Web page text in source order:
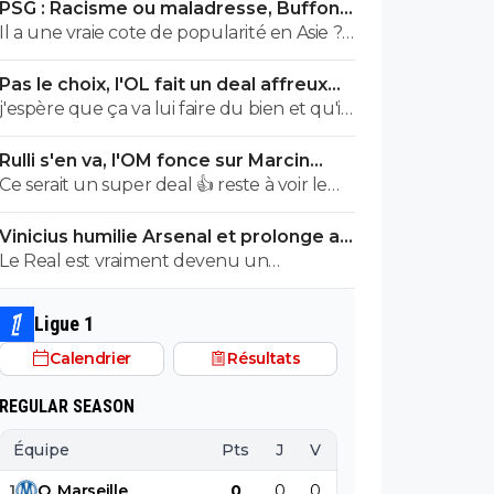
....PSG 1 milliard et demi 2 c1 14 titres ....city 2
milliard et demi 1c1 .....
PSG : Racisme ou maladresse, Buffon
écarte Suzuki
Il a une vraie cote de popularité en Asie ?
Non parce que le Japon je crois que c'est
légèrement raciste non ? (désolé si je me
trompe)
Pas le choix, l'OL fait un deal affreux
avec Getafe
j'espère que ça va lui faire du bien et qu'il
va jouer. mais il n'a pas l'air très solide le
garçon. vivement qu'on se débarrasse des
bras cassés de Textor, qui ne savent rien
faire de leurs pieds. j'avais espoir qu'il nous
montre un peu de caractère mais
manifestement on s'est bien fait avoir sur
ce coup là.
Rulli s'en va, l'OM fonce sur Marcin
Bulka
Ce serait un super deal 👍 reste à voir le
tarif
Vinicius humilie Arsenal et prolonge au
Real jusqu’en 2032
Le Real est vraiment devenu un
paillasson.
Ligue 1
Calendrier Résultats
REGULAR SEASON
Équipe Pts J V